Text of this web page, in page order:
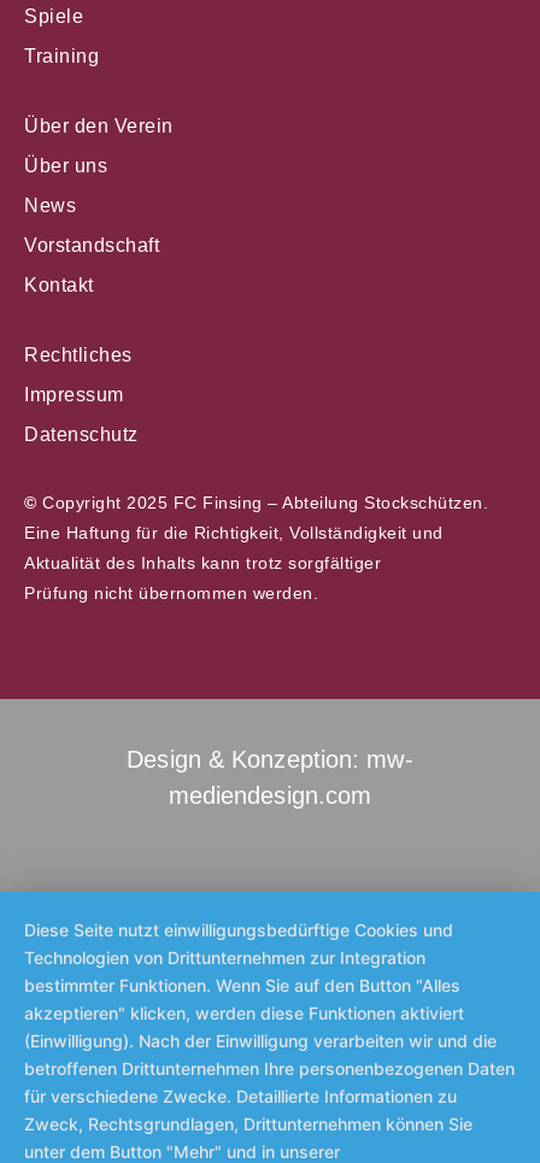
Spiele
Training
Über den Verein
Über uns
News
Vorstandschaft
Kontakt
Rechtliches
Impressum
Datenschutz
© Copyright 2025 FC Finsing – Abteilung Stockschützen.
Eine Haftung für die Richtigkeit, Vollständigkeit und
Aktualität des Inhalts kann trotz sorgfältiger
Prüfung nicht übernommen werden.
Design & Konzeption: mw-
mediendesign.com
Diese Seite nutzt einwilligungsbedürftige Cookies und
Technologien von Drittunternehmen zur Integration
bestimmter Funktionen. Wenn Sie auf den Button "Alles
akzeptieren" klicken, werden diese Funktionen aktiviert
(Einwilligung). Nach der Einwilligung verarbeiten wir und die
betroffenen Drittunternehmen Ihre personenbezogenen Daten
für verschiedene Zwecke. Detaillierte Informationen zu
Zweck, Rechtsgrundlagen, Drittunternehmen können Sie
unter dem Button "Mehr" und in unserer